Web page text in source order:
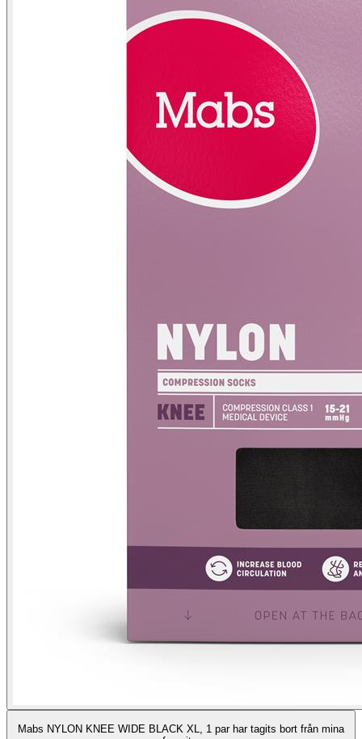
Mabs NYLON KNEE WIDE BLACK XL, 1 par har tagits bort från mina